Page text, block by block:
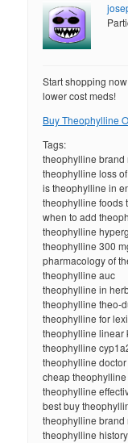
Start shopping
lower cost meds!
Buy Theophylline
Tags:
theophylline brand
theophylline loss
is theophylline in
theophylline foods
when to add
theophylline
theophylline 300
pharmacology of
theophylline auc
theophylline in
theophylline theo-
theophylline for
theophylline linear
theophylline
theophylline
cheap
theophylline
best buy
theophylline brand
theophylline history